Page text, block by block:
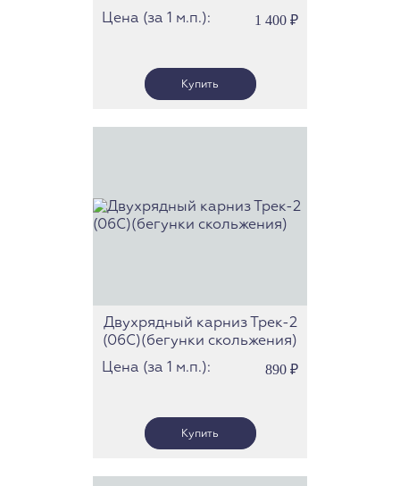
бегунки)
Цена (за 1 м.п.): 1 400 ₽
Двухрядный карниз Трек-2
(06С)(бегунки скольжения)
Цена (за 1 м.п.):
890 ₽